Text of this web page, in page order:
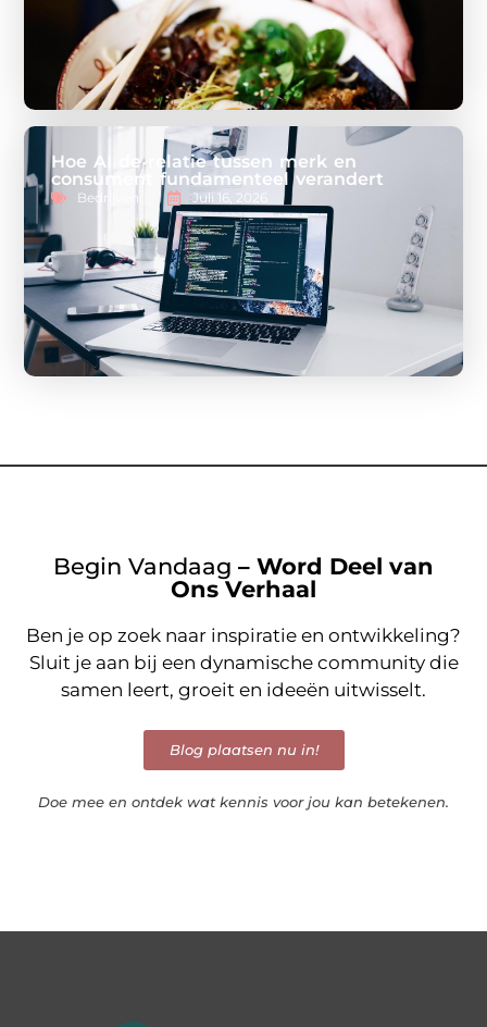
Hoe AI de relatie tussen merk en
consument fundamenteel verandert
Bedrijven Juli 16, 2026
Begin Vandaag – Word Deel van
Ons Verhaal
Ben je op zoek naar inspiratie en ontwikkeling?
Sluit je aan bij een dynamische community die
samen leert, groeit en ideeën uitwisselt.
Blog plaatsen nu in!
Doe mee en ontdek wat kennis voor jou kan betekenen.